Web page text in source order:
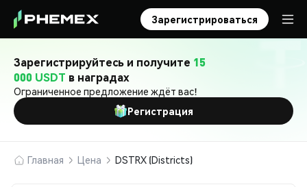
Зарегистрироваться
Зарегистрируйтесь и получите 15
000 USDT в наградах
Ограниченное предложение ждёт вас!
Регистрация
Главная Цена DSTRX (Districts)